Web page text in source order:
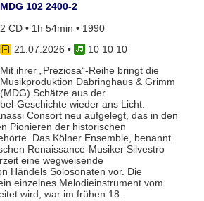
MDG 102 2400-2
2 CD • 1h 54min • 1990
21.07.2026 •
10 10 10
Mit ihrer „Preziosa“-Reihe bringt die
Musikproduktion Dabringhaus & Grimm
(MDG) Schätze aus der
Geschichte wieder ans Licht.
Consort neu aufgelegt, das in den
Pionieren der historischen
Das Kölner Ensemble, benannt
Renaissance-Musiker Silvestro
eine wegweisende
Händels Solosonaten vor. Die
einzelnes Melodieinstrument vom
wird, war im frühen 18.